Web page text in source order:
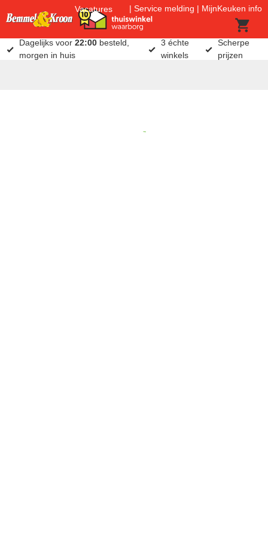
Vacatures Service melding MijnKeuken info
Dagelijks voor22:00 besteld,
morgen in huis
3 échte
winkels
Scherpe
prijzen